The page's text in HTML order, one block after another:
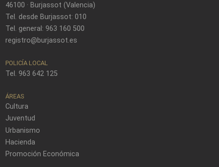
46100 · Burjassot (Valencia)
Tel. desde Burjassot: 010
Tel. general: 963 160 500
registro@burjassot.es
POLICÍA LOCAL
Tel. 963 642 125
ÁREAS
Cultura
Juventud
Urbanismo
Hacienda
Promoción Económica